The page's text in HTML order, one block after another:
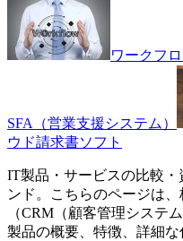
ワークフ
SFA（営業支援システム）
ウド請求書ソフト
IT製品・サービスの比較
ンド。こちらのページは、
（CRM（顧客管理システム
製品の概要、特徴、詳細